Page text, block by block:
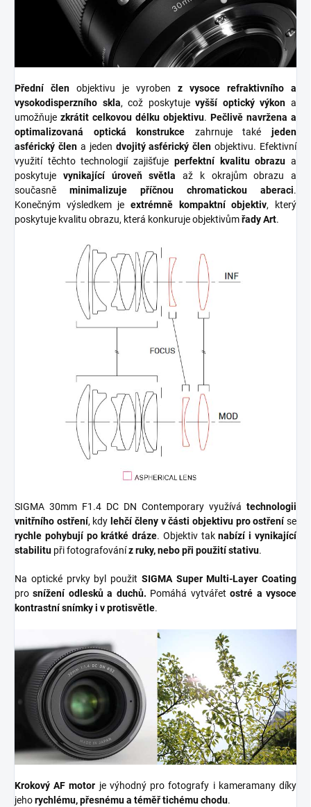
Přední člen objektivu je vyroben z vysoce refraktivního a
vysokodisperzního skla, což poskytujevyšší optický výkon a
umožňuje zkrátit celkovou délku objektivu. Pečlivě navržena a
optimalizovaná optická konstrukce zahrnuje takéjeden
asférický člena jeden dvojitý asférický člen objektivu. Efektivní
využití těchto technologií zajišťuje perfektní kvalitu obrazu a
poskytuje vynikající úroveň světla až k okrajům obrazu a
současně minimalizuje příčnou chromatickou aberaci.
Konečným výsledkem je extrémně kompaktní objektiv, který
poskytuje kvalitu obrazu, která konkuruje objektivůmřady Art.
SIGMA 30mm F1.4 DC DN Contemporary využívá technologii
vnitřního ostření, kdy lehčí členy v části objektivu pro ostřeníse
rychle pohybují po krátké dráze. Objektiv taknabízí i vynikající
stabilitu při fotografováníz ruky, nebo při použití stativu.
Na optické prvky byl použit SIGMA Super Multi-Layer Coating
prosnížení odlesků a duchů. Pomáhá vytvářetostré a vysoce
kontrastní snímky i v protisvětle.
Krokový AF motor je výhodný pro fotografy i kameramany díky
jehorychlému, přesnému a téměř tichému chodu.